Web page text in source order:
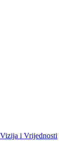
i Vrijednosti